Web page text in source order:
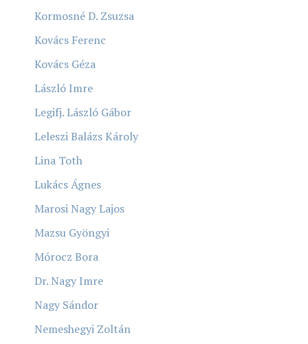
Kormosné D. Zsuzsa
Kovács Ferenc
Kovács Géza
László Imre
Legifj. László Gábor
Leleszi Balázs Károly
Lina Toth
Lukács Ágnes
Marosi Nagy Lajos
Mazsu Gyöngyi
Mórocz Bora
Dr. Nagy Imre
Nagy Sándor
Nemeshegyi Zoltán